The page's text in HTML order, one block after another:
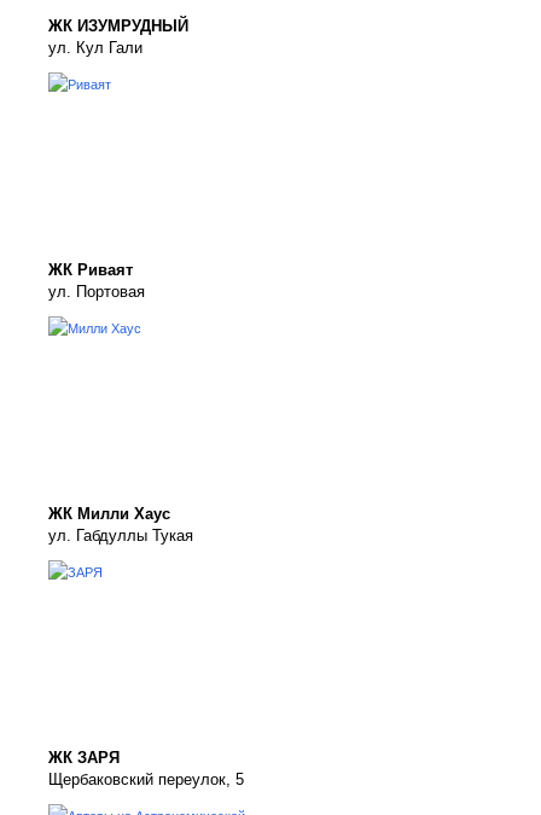
ЖК ИЗУМРУДНЫЙ
ул. Кул Гали
ЖК Риваят
ул. Портовая
ЖК Милли Хаус
ул. Габдуллы Тукая
ЖК ЗАРЯ
Щербаковский переулок, 5